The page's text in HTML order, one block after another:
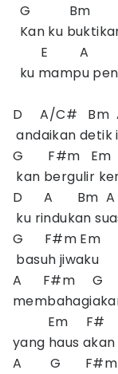
G Bm
Kan ku
E A
ku mampu
D A/C# Bm
andaikan detik
G F#m Em
kan bergulir
D A Bm A
ku rindukan
G F#m Em
basuh jiwaku
A F#m G
Em F#
yang haus
A G F#m